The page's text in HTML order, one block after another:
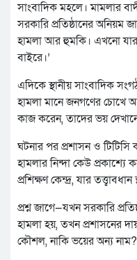
সাংবাদিক মহলে। মামলার
সরকারি প্রতিষ্ঠানের অনিয়ম
হামলা আর হুমকি। এখনো
বাইরে।’
এদিকে স্থানীয় সাংবাদিক
হামলা মানে জনগণের চোখে
কাজ করেন, তাদের ভয়
ঘটনার পর প্রশাসন ও টিটিসি
হামলার নিন্দা কেউ
প্রশিক্ষণ কেন্দ্র, যার
প্রশ্ন জাগে—যখন সরকারি
হামলা হয়, তখন প্রশাসনের
কৌশল, নাকি ভয়ের অন্য নাম?